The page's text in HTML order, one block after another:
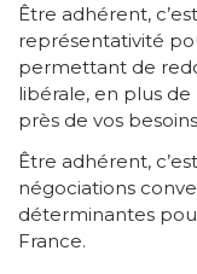
Être adhérent,
représentativité
permettant de
libérale, en plus
près de vos
Être adhérent,
négociations
déterminantes
France.